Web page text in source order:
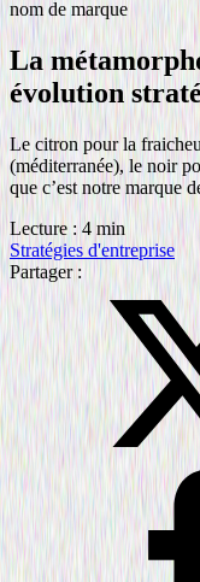
nom de marque
La
évolution
Le citron pour la
(méditerranée), le noir
que c’est notre marque
Lecture : 4 min
Stratégies d'entreprise
Partager :